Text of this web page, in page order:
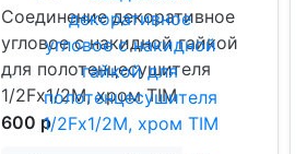
Соединение декоративное
угловое с накидной гайкой
для полотенцесушителя
1/2Fx1/2M, хром TIM
600 р